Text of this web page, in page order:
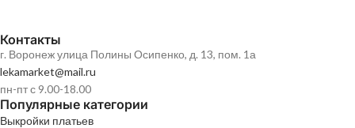
Контакты
г. Воронеж улица Полины Осипенко, д. 13, пом. 1а
lekamarket@mail.ru
пн-пт с 9.00-18.00
Популярные категории
Выкройки платьев